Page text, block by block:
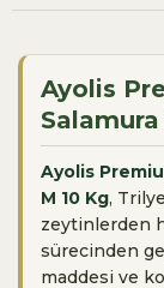
Ayolis
Ayolis
M 10 Kg,
zeytinlerden
sürecinden
maddesi ve